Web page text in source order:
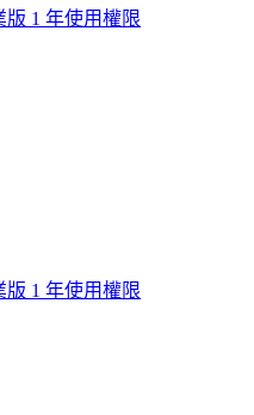
版 1 年使用權限
版 1 年使用權限